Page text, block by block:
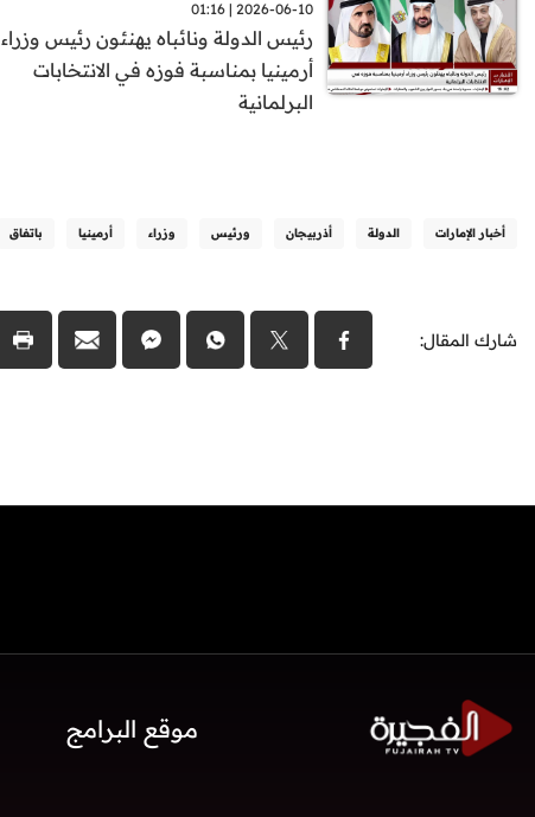
2026-06-10 | 01:16
رئيس الدولة ونائباه يهنئون رئيس وزراء
أرمينيا بمناسبة فوزه في الانتخابات
البرلمانية
أخبار الإمارات الدولة أذربيجان ورئيس وزراء أرمينيا باتفاق
شارك المقال:
موقع البرامج